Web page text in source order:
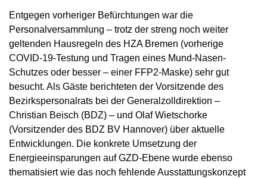
Entgegen vorheriger Befürchtungen war die
Personalversammlung – trotz der streng noch weiter
geltenden Hausregeln des HZA Bremen (vorherige
COVID-19-Testung und Tragen eines Mund-Nasen-
Schutzes oder besser – einer FFP2-Maske) sehr gut
besucht. Als Gäste berichteten der Vorsitzende des
Bezirkspersonalrats bei der Generalzolldirektion –
Christian Beisch (BDZ) – und Olaf Wietschorke
(Vorsitzender des BDZ BV Hannover) über aktuelle
Entwicklungen. Die konkrete Umsetzung der
Energieeinsparungen auf GZD-Ebene wurde ebenso
thematisiert wie das noch fehlende Ausstattungskonzept